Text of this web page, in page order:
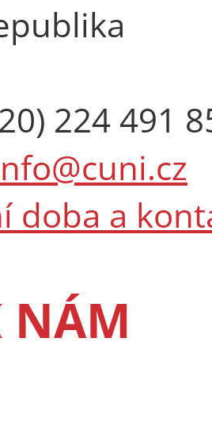
224 491
doba a
NÁM